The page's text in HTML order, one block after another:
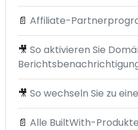
📄 Affiliate-
🎥 So aktivieren Sie
🎥 So wechseln Sie zu
📄 Alle BuiltWith-Produkte